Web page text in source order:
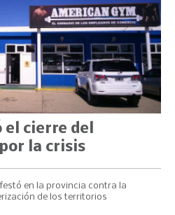
cierre del
la crisis
en la provincia contra la
de los territorios